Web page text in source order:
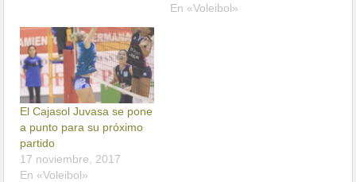
En «Voleibol»
El Cajasol Juvasa se pone
a punto para su próximo
partido
17 noviembre, 2017
En «Voleibol»